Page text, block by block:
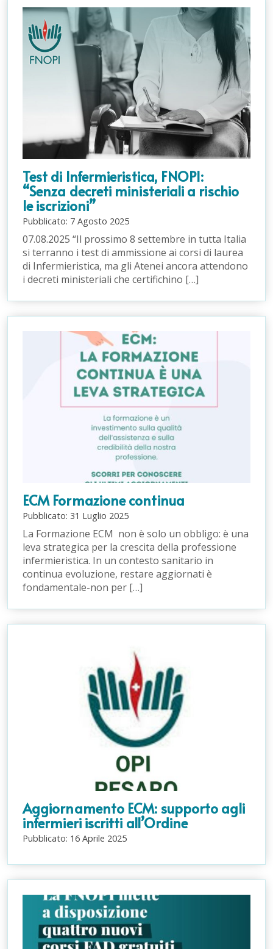
Test di Infermieristica, FNOPI:
“Senza decreti ministeriali a rischio
le iscrizioni”
Pubblicato: 7 Agosto 2025
07.08.2025 “Il prossimo 8 settembre in tutta Italia
si terranno i test di ammissione ai corsi di laurea
di Infermieristica, ma gli Atenei ancora attendono
i decreti ministeriali che certifichino […]
ECM Formazione continua
Pubblicato: 31 Luglio 2025
La Formazione ECM non è solo un obbligo: è una
leva strategica per la crescita della professione
infermieristica. In un contesto sanitario in
continua evoluzione, restare aggiornati è
fondamentale-non per […]
Aggiornamento ECM: supporto agli
infermieri iscritti all’Ordine
Pubblicato: 16 Aprile 2025